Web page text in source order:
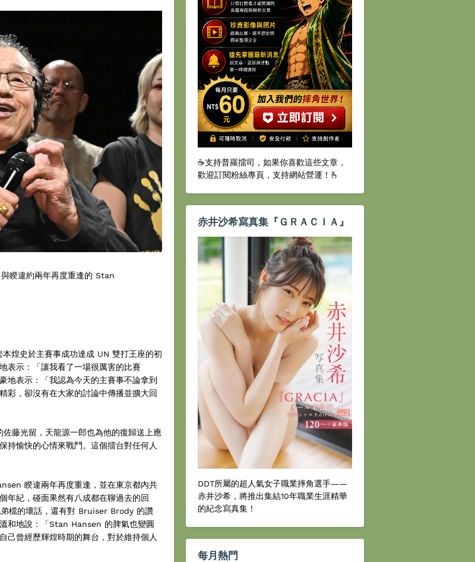
睽違約兩年再度重逢的 Stan
煌史於主賽事成功達成 UN 雙打王座的初
表示：「讓我看了一場很厲害的比賽
地表示：「我認為今天的主賽事不論拿到
彩，卻沒有在大家的討論中傳播並擴大回
藤光留，天龍源一郎也為他的復歸送上應
持愉快的心情來戰鬥。這個擂台對任何人
睽違兩年再度重逢，並在東京都內共
年紀，碰面果然有八成都在聊過去的回
檔的壞話，還有對 Bruiser Brody 的讚
和地說：「Stan Hansen 的脾氣也變圓
己曾經歷輝煌時期的舞台，對於維持個人
☕️支持普羅擂司，如果你喜歡這些文章，
歡迎訂閱粉絲專頁，支持網站營運！🫰
赤井沙希寫真集『ＧＲＡＣＩＡ』
DDT所屬的超人氣女子職業摔角選手——
赤井沙希，將推出集結10年職業生涯精華
的紀念寫真集！
每月熱門